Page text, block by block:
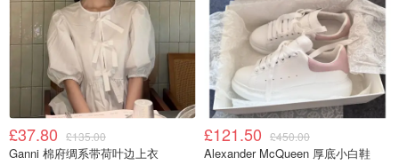
£37.80 £135.00
Ganni 棉府绸系带荷叶边上衣
£121.50 £450.00
Alexander McQueen 厚底小白鞋